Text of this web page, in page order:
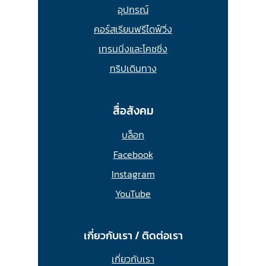
อุปกรณ์
คอร์สเรียนฟรีไดฟ์วิ่ง
เทรนนิ่งและโคชชิ่ง
ทริปเดินทาง
สื่อสังคม
บล็อก
Facebook
Instagram
YouTube
เกี่ยวกับเรา / ติดต่อเรา
เกี่ยวกับเรา